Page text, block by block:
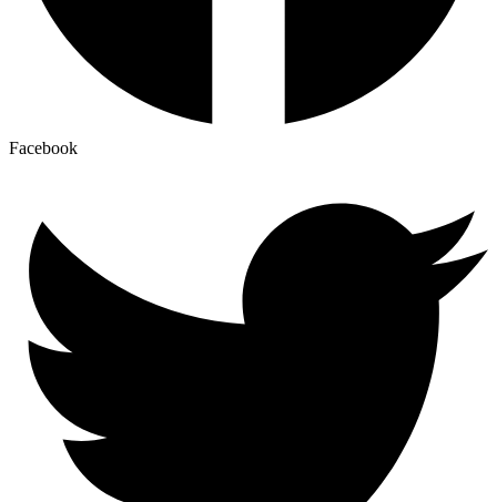
Facebook